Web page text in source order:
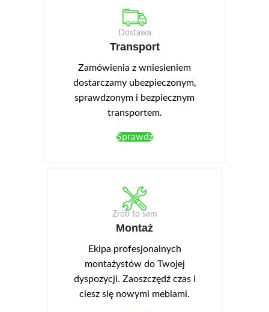
Dostawa
Transport
Zamówienia z wniesieniem
dostarczamy ubezpieczonym,
sprawdzonym i bezpiecznym
transportem.
Sprawdź
Zrób to sam
Montaż
Ekipa profesjonalnych
montażystów do Twojej
dyspozycji. Zaoszczędź czas i
ciesz się nowymi meblami.